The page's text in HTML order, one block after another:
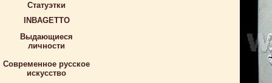
Статуэтки
INBAGETTO
Выдающиеся
личности
Современное русское
искусство